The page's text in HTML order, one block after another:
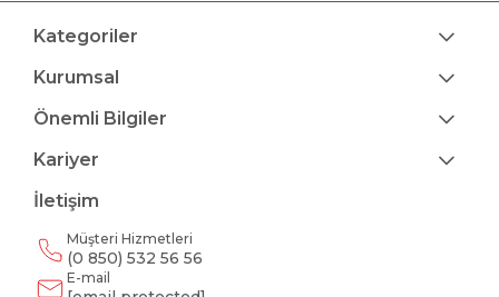
Kategoriler
Kurumsal
Önemli Bilgiler
Kariyer
İletişim
Müşteri Hizmetleri
(0 850) 532 56 56
E-mail